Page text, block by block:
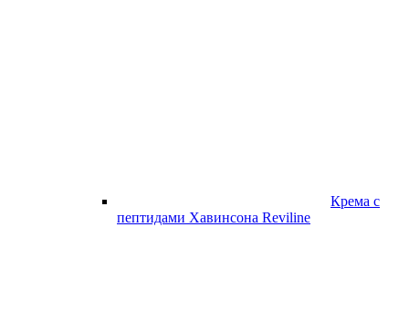
Крема с
пептидами Хавинсона Reviline